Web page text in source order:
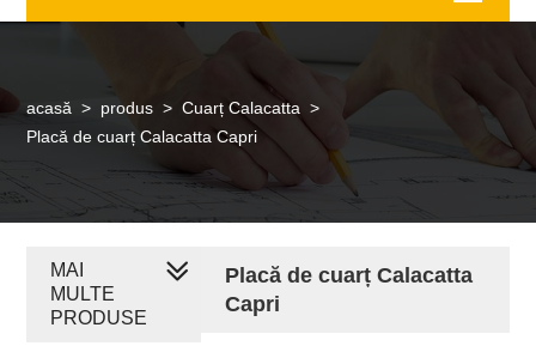
acasă > produs > Cuarț Calacatta >
Placă de cuarț Calacatta Capri
Placă de cuarț Calacatta
Capri
MAI
MULTE
PRODUSE